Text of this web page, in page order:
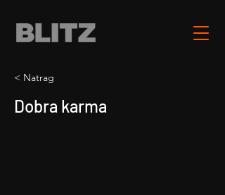
< Natrag
Dobra karma